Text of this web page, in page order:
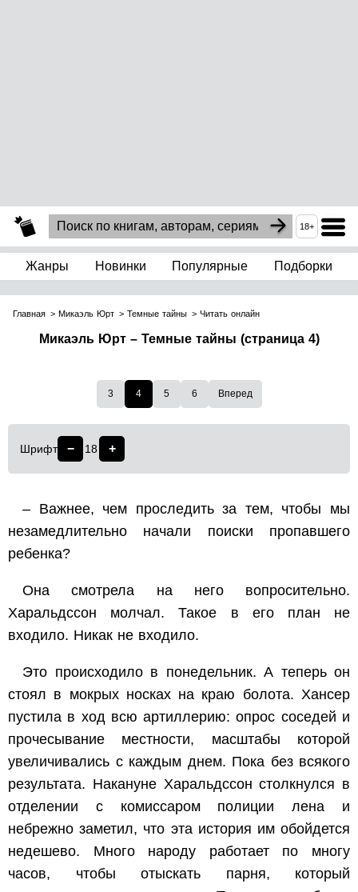
18+
Жанры Новинки Популярные Подборки
Главная Микаэль Юрт Темные тайны Читать онлайн
Микаэль Юрт – Темные тайны (страница 4)
3 4 5 6 Вперед
Шрифт − 18 +
– Важнее, чем проследить за тем, чтобы мы
незамедлительно начали поиски пропавшего
ребенка?
Она смотрела на него вопросительно.
Харальдссон молчал. Такое в его план не
входило. Никак не входило.
Это происходило в понедельник. А теперь он
стоял в мокрых носках на краю болота. Хансер
пустила в ход всю артиллерию: опрос соседей и
прочесывание местности, масштабы которой
увеличивались с каждым днем. Пока без всякого
результата. Накануне Харальдссон столкнулся в
отделении с комиссаром полиции лена и
небрежно заметил, что эта история им обойдется
недешево. Много народу работает по многу
часов, чтобы отыскать парня, который